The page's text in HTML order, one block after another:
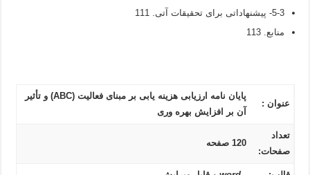
5-3- پیشنهاداتی برای تحقیقات آتی. 111
منابع. 113
عنوان :
پایان نامه ارزیابی هزینه یابی بر مبنای فعالیت (ABC) و تأثیر
آن بر افزایش بهره وری
تعداد
صفحات:
120 صفحه